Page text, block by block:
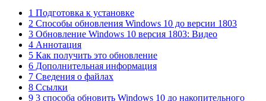
1 Подготовка к установке
2 Способы обновления Windows 10 до версии 1803
3 Обновление Windows 10 версия 1803: Видео
4 Аннотация
5 Как получить это обновление
6 Дополнительная информация
7 Сведения о файлах
8 Ссылки
9 3 способа обновить Windows 10 до накопительного